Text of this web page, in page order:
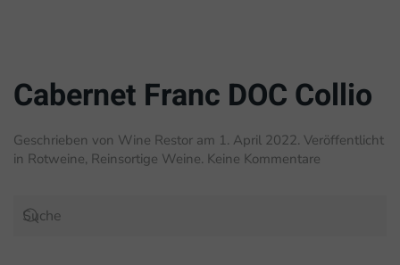
Cabernet Franc DOC Collio
Geschrieben von Wine Restor am 1. April 2022. Veröffentlicht
in Rotweine, Reinsortige Weine. Keine Kommentare